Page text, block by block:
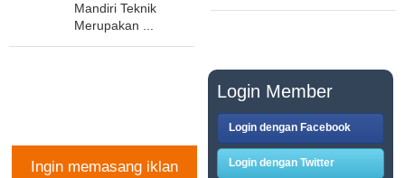
Mandiri Teknik
Merupakan ...
Ingin memasang iklan
Login Member
Login dengan Facebook
Login dengan Twitter